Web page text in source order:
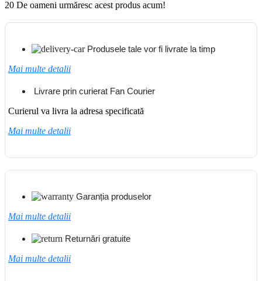
20 De oameni urmăresc acest produs acum!
Produsele tale vor fi livrate la timp
Mai multe detalii
Livrare prin curierat Fan Courier
Curierul va livra la adresa specificată
Mai multe detalii
Garanția produselor
Mai multe detalii
Returnări gratuite
Mai multe detalii